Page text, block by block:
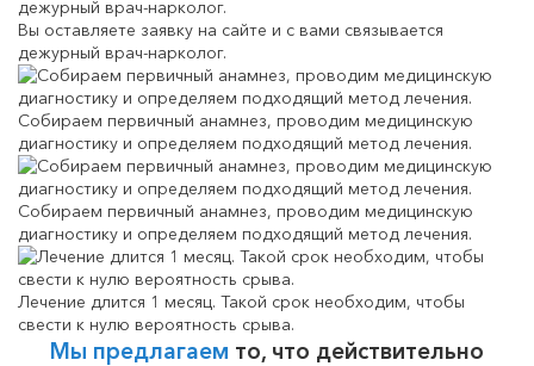
Вы оставляете заявку на сайте и с вами связывается
дежурный врач-нарколог.
Собираем первичный анамнез, проводим медицинскую
диагностику и определяем подходящий метод лечения.
Собираем первичный анамнез, проводим медицинскую
диагностику и определяем подходящий метод лечения.
Лечение длится 1 месяц. Такой срок необходим, чтобы
свести к нулю вероятность срыва.
Мы предлагаем то, что действительно